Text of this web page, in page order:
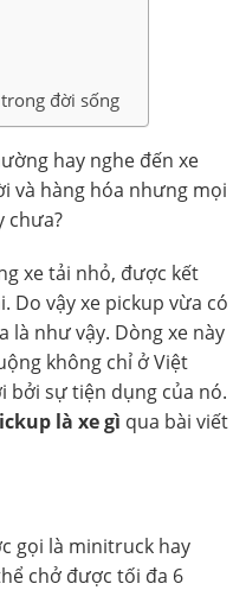
đời sống
hay nghe đến xe
và hàng hóa nhưng mọi
chưa?
xe tải nhỏ, được kết
Do vậy xe pickup vừa có
là như vậy. Dòng xe này
không chỉ ở Việt
bởi sự tiện dụng của nó.
là xe gì qua bài viết
gọi là minitruck hay
chở được tối đa 6